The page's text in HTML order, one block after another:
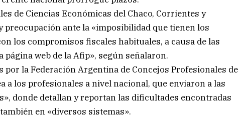
de Ciencias Económicas del Chaco, Corrientes y
ante la «imposibilidad que tienen los
los compromisos fiscales habituales, a causa de las
web de la Afip», según señalaron.
por la Federación Argentina de Concejos Profesionales de
a los profesionales a nivel nacional, que enviaron a las
donde detallan y reportan las dificultades encontradas
en «diversos sistemas».